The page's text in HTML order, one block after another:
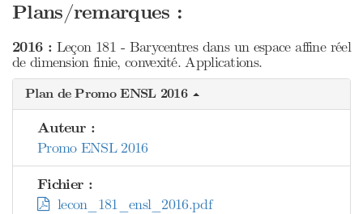
Plans/remarques :
2016 : Leçon 181 - Barycentres dans un espace affine réel
de dimension finie, convexité. Applications.
Plan de Promo ENSL 2016
Auteur :
Promo ENSL 2016
Fichier :
lecon_181_ensl_2016.pdf